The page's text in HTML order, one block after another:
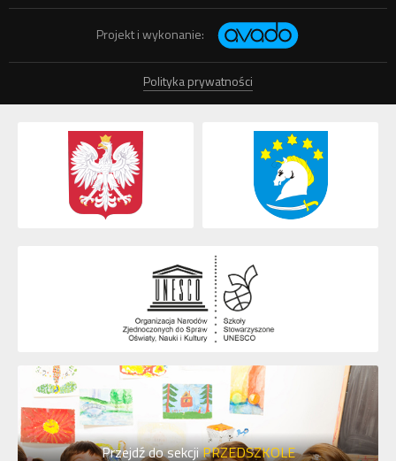
Projekt i wykonanie:
Polityka prywatności
Przejdź do sekcjiPRZEDSZKOLE